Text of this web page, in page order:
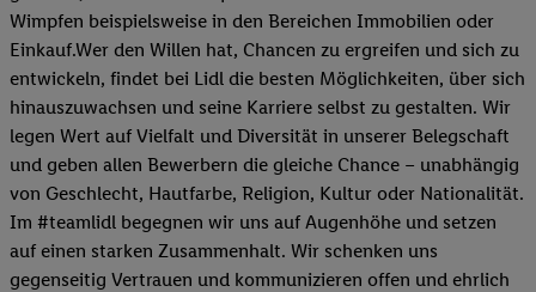
Wimpfen beispielsweise in den Bereichen Immobilien oder
Einkauf.Wer den Willen hat, Chancen zu ergreifen und sich zu
entwickeln, findet bei Lidl die besten Möglichkeiten, über sich
hinauszuwachsen und seine Karriere selbst zu gestalten. Wir
legen Wert auf Vielfalt und Diversität in unserer Belegschaft
und geben allen Bewerbern die gleiche Chance – unabhängig
von Geschlecht, Hautfarbe, Religion, Kultur oder Nationalität.
Im #teamlidl begegnen wir uns auf Augenhöhe und setzen
auf einen starken Zusammenhalt. Wir schenken uns
gegenseitig Vertrauen und kommunizieren offen und ehrlich